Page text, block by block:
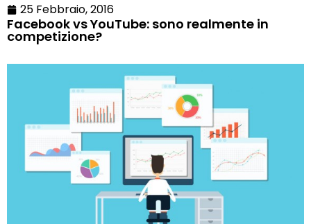
25 Febbraio, 2016
Facebook vs YouTube: sono realmente in
competizione?